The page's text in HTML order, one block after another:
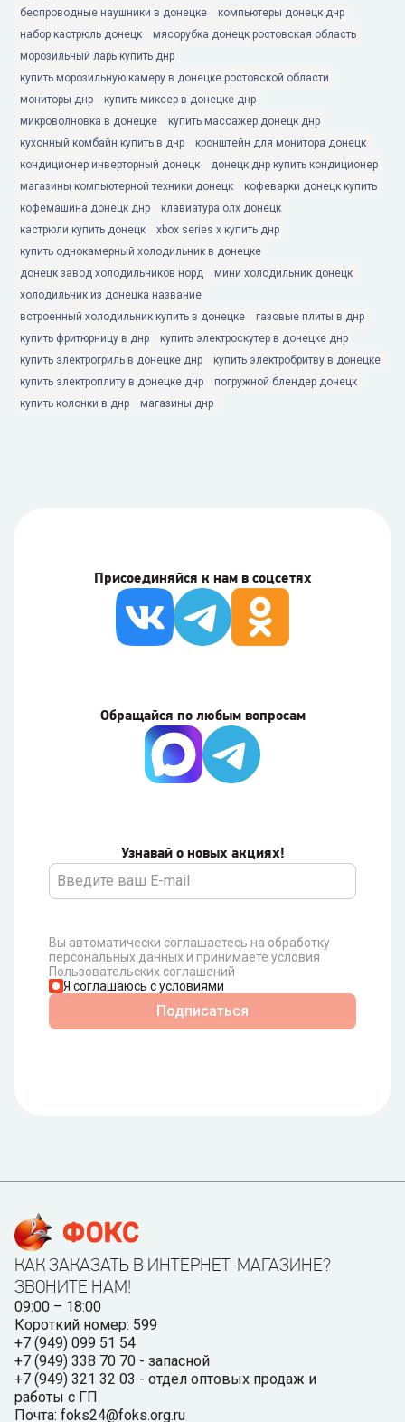
беспроводные наушники в донецке
компьютеры донецк днр
набор кастрюль донецк
мясорубка донецк ростовская область
морозильный ларь купить днр
купить морозильную камеру в донецке ростовской области
мониторы днр
купить миксер в донецке днр
микроволновка в донецке
купить массажер донецк днр
кухонный комбайн купить в днр
кронштейн для монитора донецк
кондиционер инверторный донецк
донецк днр купить кондиционер
магазины компьютерной техники донецк
кофеварки донецк купить
кофемашина донецк днр
клавиатура олх донецк
кастрюли купить донецк
xbox series x купить днр
купить однокамерный холодильник в донецке
донецк завод холодильников норд
мини холодильник донецк
холодильник из донецка название
встроенный холодильник купить в донецке
газовые плиты в днр
купить фритюрницу в днр
купить электроскутер в донецке днр
купить электрогриль в донецке днр
купить электробритву в донецке
купить электроплиту в донецке днр
погружной блендер донецк
купить колонки в днр
магазины днр
Присоединяйся к нам в соцсетях
Узнавай о новых акциях!
Вы автоматически соглашаетесь на обработку
персональных данных и принимаете условия
Пользовательских соглашений
Я соглашаюсь с условиями
Подписаться
Обращайся по любым вопросам
КАК ЗАКАЗАТЬ В ИНТЕРНЕТ-МАГАЗИНЕ?
ЗВОНИТЕ НАМ!
09:00 – 18:00
Короткий номер: 599
+7 (949) 099 51 54
+7 (949) 338 70 70 - запасной
+7 (949) 321 32 03 - отдел оптовых продаж и
работы с ГП
Почта: foks24@foks.org.ru